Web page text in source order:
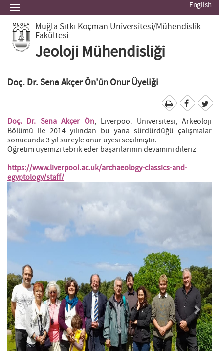
English
Muğla Sıtkı Koçman Üniversitesi/Mühendislik
Fakültesi
Jeoloji Mühendisliği
Doç. Dr. Sena Akçer Ön'ün Onur Üyeliği
Doç. Dr. Sena Akçer Ön, Liverpool Üniversitesi, Arkeoloji
Bölümü ile 2014 yılından bu yana sürdürdüğü çalışmalar
sonucunda 3 yıl süreyle onur üyesi seçilmiştir.
Öğretim üyemizi tebrik eder başarılarının devamını dileriz.
https://www.liverpool.ac.uk/archaeology-classics-and-
egyptology/staff/